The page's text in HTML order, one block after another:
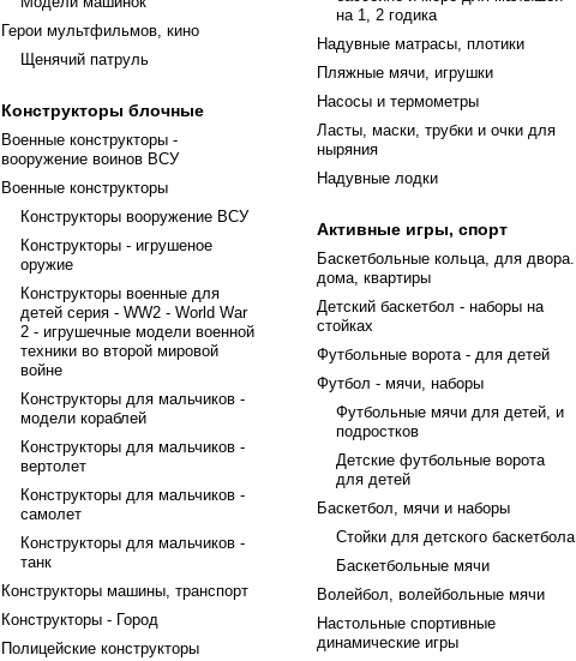
Герои мультфильмов, кино
Щенячий патруль
Конструкторы блочные
Военные конструкторы -
вооружение воинов ВСУ
Военные конструкторы
Конструкторы вооружение ВСУ
Конструкторы - игрушеное
оружие
Конструкторы военные для
детей серия - WW2 - World War
2 - игрушечные модели военной
техники во второй мировой
войне
Конструкторы для мальчиков -
модели кораблей
Конструкторы для мальчиков -
вертолет
Конструкторы для мальчиков -
самолет
Конструкторы для мальчиков -
танк
Конструкторы машины, транспорт
Конструкторы - Город
Полицейские конструкторы
на 1, 2 годика
Надувные матрасы, плотики
Пляжные мячи, игрушки
Насосы и термометры
Ласты, маски, трубки и очки для
ныряния
Надувные лодки
Активные игры, спорт
Баскетбольные кольца, для двора.
дома, квартиры
Детский баскетбол - наборы на
стойках
Футбольные ворота - для детей
Футбол - мячи, наборы
Футбольные мячи для детей, и
подростков
Детские футбольные ворота
для детей
Баскетбол, мячи и наборы
Стойки для детского баскетбола
Баскетбольные мячи
Волейбол, волейбольные мячи
Настольные спортивные
динамические игры